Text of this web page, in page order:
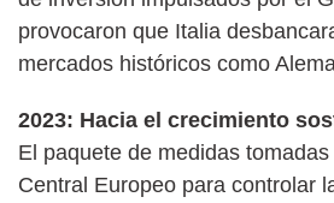
provocaron que Italia
mercados históricos como
2023: Hacia el crecimiento
El paquete de medidas
Central Europeo para controlar